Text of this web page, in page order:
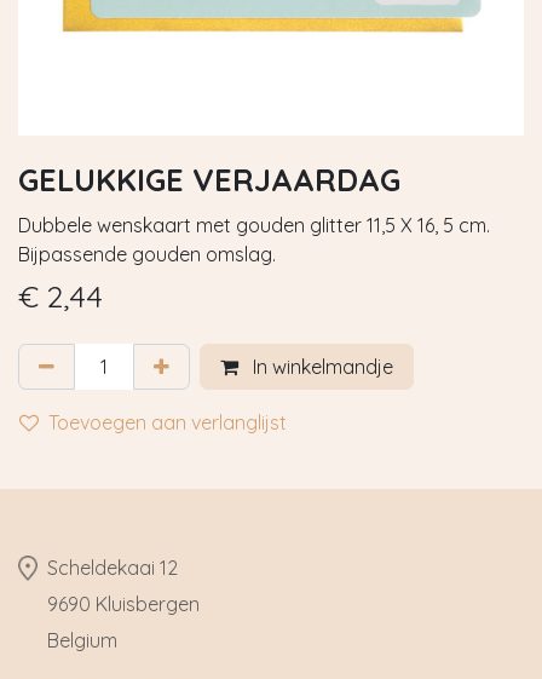
GELUKKIGE VERJAARDAG
Dubbele wenskaart met gouden glitter 11,5 X 16, 5 cm.
Bijpassende gouden omslag.
€ 2,44
In winkelmandje
Toevoegen aan verlanglijst
​Scheldekaai 12
9690 Kluisbergen
​Belgium